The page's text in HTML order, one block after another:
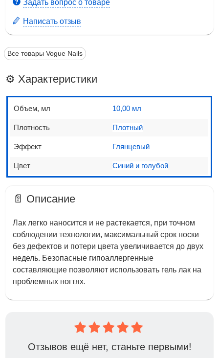
Задать вопрос о товаре
Написать отзыв
Все товары Vogue Nails
⚙️ Характеристики
Объем, мл 10,00 мл
Плотность Плотный
Эффект Глянцевый
Цвет Синий и голубой
📄 Описание
Лак легко наносится и не растекается, при точном
соблюдении технологии, максимальный срок носки
без дефектов и потери цвета увеличивается до двух
недель. Безопасные гипоаллергенные
составляющие позволяют использовать гель лак на
проблемных ногтях.
Отзывов ещё нет, станьте первыми!